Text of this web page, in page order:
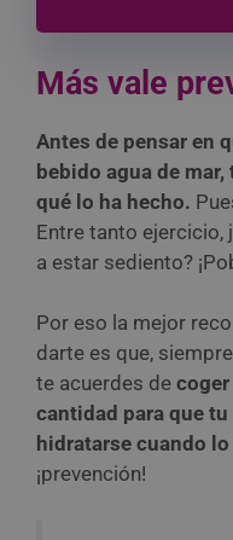
Más vale
Antes de pensar en
bebido agua de
qué lo ha hecho.
Entre tanto ejercicio,
a estar sediento?
Por eso la mejor
darte es que,
te acuerdes de
cantidad para que
hidratarse cuando
¡prevención!